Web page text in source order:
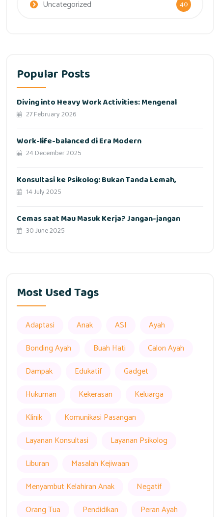
Uncategorized 40
Popular Posts
Diving into Heavy Work Activities: Mengenal
27 February 2026
Work-life-balanced di Era Modern
24 December 2025
Konsultasi ke Psikolog: Bukan Tanda Lemah,
14 July 2025
Cemas saat Mau Masuk Kerja? Jangan-jangan
30 June 2025
Most Used Tags
Adaptasi Anak ASI
Ayah
Bonding Ayah
Buah Hati
Calon Ayah
Dampak
Edukatif
Gadget
Hukuman
Kekerasan
Keluarga
Klinik
Komunikasi Pasangan
Layanan Konsultasi
Layanan Psikolog
Liburan
Masalah Kejiwaan
Menyambut Kelahiran Anak
Negatif
Orang Tua
Pendidikan
Peran Ayah